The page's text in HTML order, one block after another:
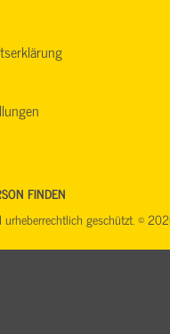
FINDEN
geschützt. ©